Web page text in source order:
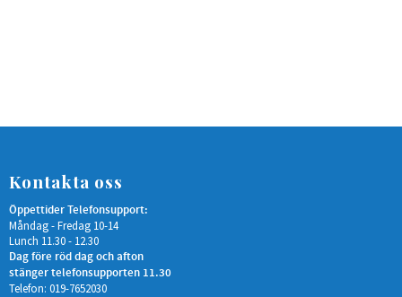
Kontakta oss
Öppettider Telefonsupport:
Måndag - Fredag 10-14
Lunch 11.30 - 12.30
Dag före röd dag och afton
stänger telefonsupporten 11.30
Telefon: 019-7652030